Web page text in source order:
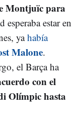
Montjuïc para
esperaba estar en
yahabía
Malone.
el Barça ha
con el
Olímpic hasta